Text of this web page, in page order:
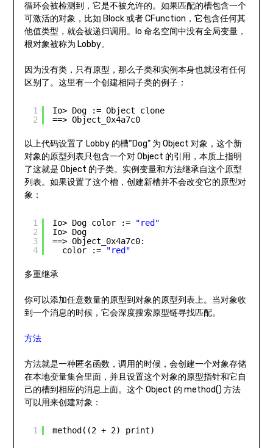
循环会被检测到，它是不被允许的。如果匹配的槽包含一个
可激活的对象，比如 Block 或者 CFunction，它包含任何其
他值类型，就会被递归调用。Io 命名空间中没有全局变量，
根对象被称为 Lobby。
因为没有类，只有原型，那么子类和实例本身也就没有任何
区别了。这里有一个创建相同子类的例子：
1
2
Io> Dog := Object clone
==> Object_0x4a7c0
以上代码设置了 Lobby 的槽“Dog” 为 Object 对象，这个新
对象的原型列表只包含一个对 Object 的引用，本质上指明
了这就是 Object 的子类。实例变量和方法继承自这个原型
列表。如果设置了这个槽，创建新槽并不会改变它的原型对
象：
1
2
3
4
Io> Dog color :=
"red"
Io> Dog
==> Object_0x4a7c0:
color :=
"red"
多重继承
你可以添加任意数量的原型到对象的原型列表上。当对象收
到一个消息的时候，它会深度搜索原型链寻找匹配。
方法
方法就是一种匿名函数，调用的时候，会创建一个对象存储
在本地变量集合里面，并且设置这个对象的原型指针和它自
己的槽到相应的消息上面。这个 Object 的 method() 方法
可以用来创建对象：
1 method((2 + 2) print)